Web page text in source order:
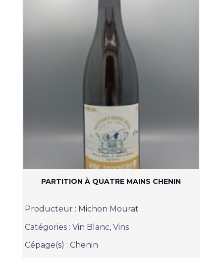
PARTITION À QUATRE MAINS CHENIN
Producteur : Michon Mourat
Catégories : Vin Blanc, Vins
Cépage(s) : Chenin